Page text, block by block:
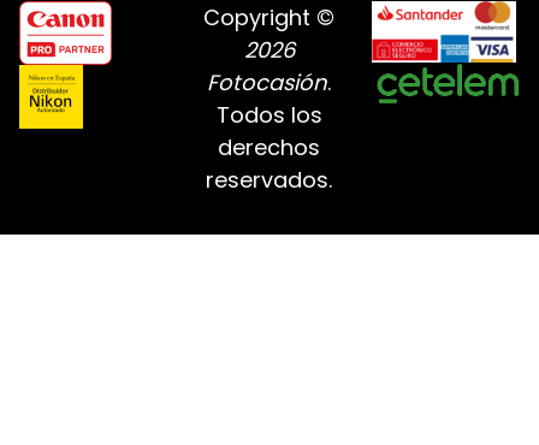
Copyright ©
2026
Fotocasión.
Todos los
derechos
reservados.